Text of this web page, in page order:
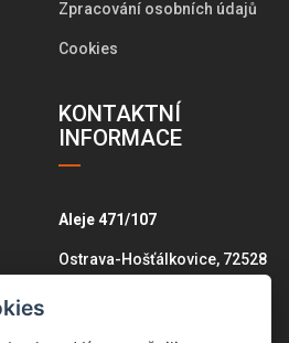
Zpracování osobních údajů
Cookies
KONTAKTNÍ
INFORMACE
Aleje 471/107
Ostrava-Hošťálkovice, 72528
info@pletemesi.cz